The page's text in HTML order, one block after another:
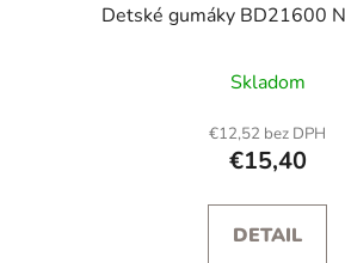
Detské gumáky BD21600
Skladom
€12,52 bez DPH
€15,40
DETAIL